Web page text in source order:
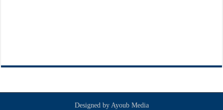
Designed by Ayoub Media